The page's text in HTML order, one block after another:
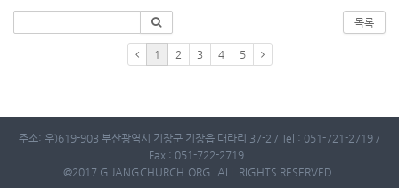
목록
1 2 3 4 5
주소: 우)619-903 부산광역시 기장군 기장읍 대라리 37-2 / Tel : 051-721-2719 /
Fax : 051-722-2719 .
@2017 GIJANGCHURCH.ORG. ALL RIGHTS RESERVED.